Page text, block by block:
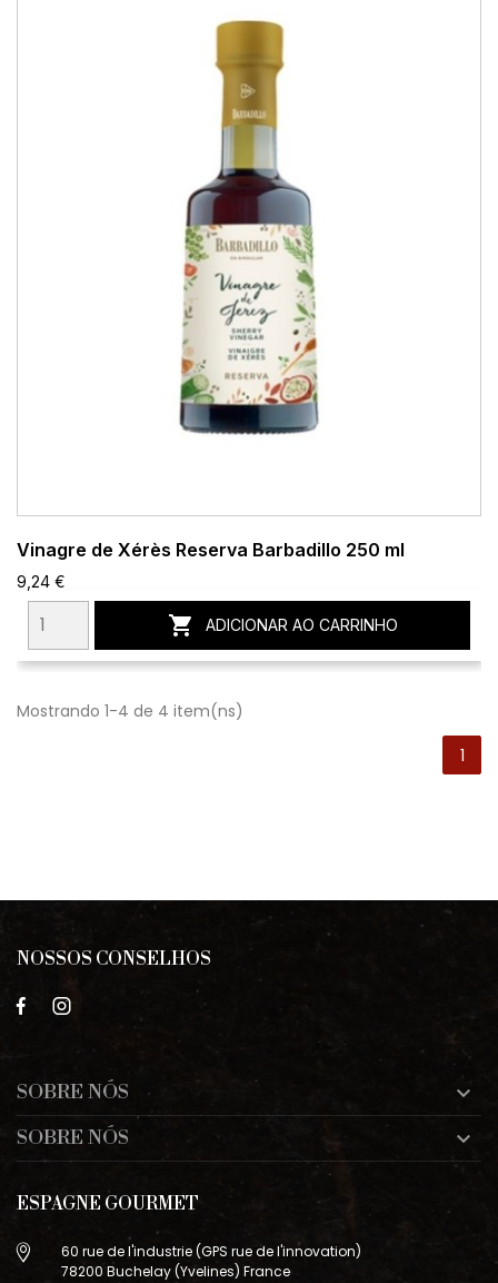
Vinagre de Xérès Reserva Barbadillo 250 ml
9,24 €
 ADICIONAR AO CARRINHO
Mostrando 1-4 de 4 item(ns)
1
NOSSOS CONSELHOS
SOBRE NÓS 
SOBRE NÓS 
ESPAGNE GOURMET
60 rue de l'industrie (GPS rue de l'innovation)
78200 Buchelay (Yvelines) France